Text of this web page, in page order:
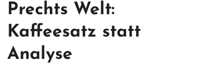
Prechts Welt:
Kaffeesatz statt
Analyse